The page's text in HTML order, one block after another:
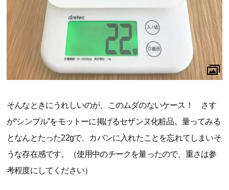
そんなときにうれしいのが、このムダのないケース！ さす
が“シンプル”をモットーに掲げるセザンヌ化粧品。量ってみる
となんとたった22gで、カバンに入れたことを忘れてしまいそ
うな存在感です。（使用中のチークを量ったので、重さは参
考程度にしてください）